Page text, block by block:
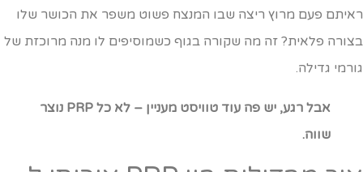
פעם מרוץ ריצה שבו המנצח פשוט משפר את הכושר שלו
פלאית? זה מה שקורה בגוף כשמוסיפים לו מנה מרוכזת של
גדילה.
אבל רגע, יש פה עוד טוויסט מעניין – לא כל PRP נוצר
שווה.